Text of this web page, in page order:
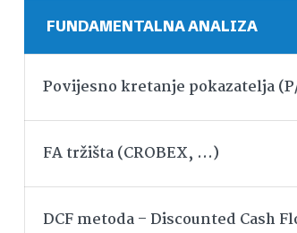
FUNDAMENTALNA ANALIZA
Povijesno kretanje pokazatelja
FA tržišta (CROBEX, …)
DCF metoda – Discounted Cash